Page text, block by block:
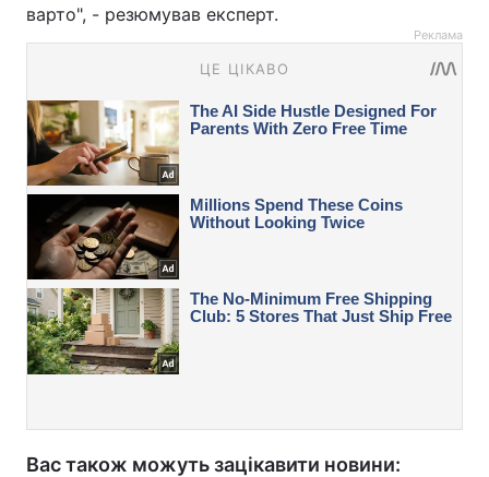
варто", - резюмував експерт.
Реклама
Вас також можуть зацікавити новини: